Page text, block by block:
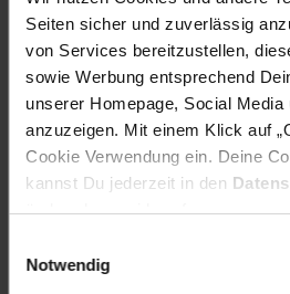
Seiten sicher und zuverlässig
von Services bereitzustellen,
sowie Werbung entsprechend
unserer Homepage, Social Media
anzuzeigen. Mit einem Klick auf
Cookie Verwendung ein. Deine
kannst Du jederzeit in den
ändern bzw. widerrufen.
Notwendig
Wasserbedarf: Hoch
Rückschnitt: Rückschnitt im
Schnittverträglichkeit: Gut
Bodenansprüche: nährstoffreich
Nährstoffgehalt: Gering
Frosthärte: bis -23 °C
Verwendung: Als
Landschaftsgehölz,An
Uferbepflanzung, Wassergarten,
Duft: Kein Duft